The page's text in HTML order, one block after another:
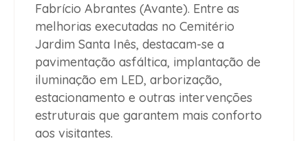
Fabrício Abrantes (Avante). Entre as
melhorias executadas no Cemitério
Jardim Santa Inês, destacam-se a
pavimentação asfáltica, implantação de
iluminação em LED, arborização,
estacionamento e outras intervenções
estruturais que garantem mais conforto
aos visitantes.